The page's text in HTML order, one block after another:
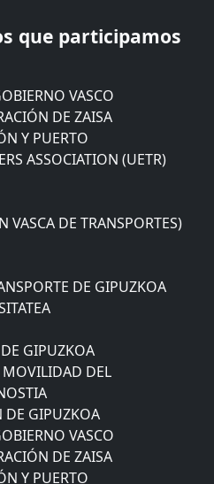
que participamos
DEL
VASCO
DE ZAISA
Y PUERTO
ASSOCIATION (UETR)
VASCA DE TRANSPORTES)
DE GIPUZKOA
GIPUZKOA
DEL
DE GIPUZKOA
VASCO
DE ZAISA
Y PUERTO